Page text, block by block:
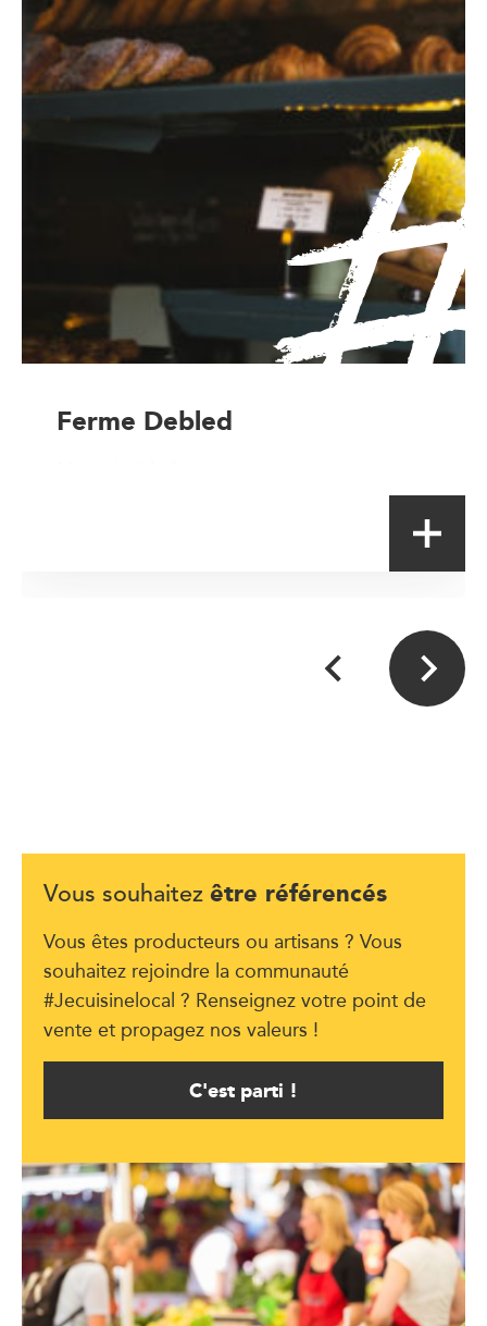
Ferme Debled
Vous souhaitez être référencés
Vous êtes producteurs ou artisans ? Vous
souhaitez rejoindre la communauté
#Jecuisinelocal ? Renseignez votre point de
vente et propagez nos valeurs !
C'est parti !